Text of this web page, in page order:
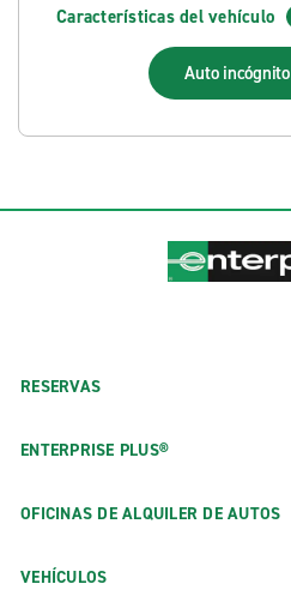
Características del vehículo
Auto incógnito
RESERVAS
ENTERPRISE PLUS®
OFICINAS DE ALQUILER DE AUTOS
VEHÍCULOS